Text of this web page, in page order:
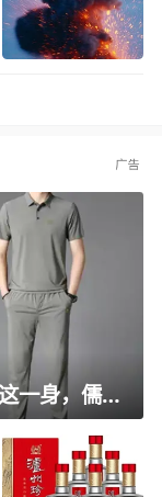
百元出头买一套！父亲节送爸爸这一身，儒雅有型还凉爽